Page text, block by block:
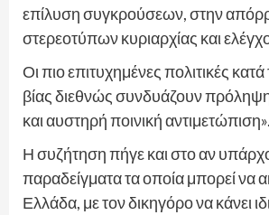
επίλυση συγκρούσεων, στην
στερεοτύπων κυριαρχίας και
Οι πιο επιτυχημένες πολιτικές
βίας διεθνώς συνδυάζουν
και αυστηρή ποινική αντιμετώπιση».
Η συζήτηση πήγε και στο αν
παραδείγματα τα οποία μπορεί να
Ελλάδα, με τον δικηγόρο να κάνει